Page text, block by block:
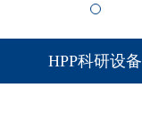
HPP科研设备